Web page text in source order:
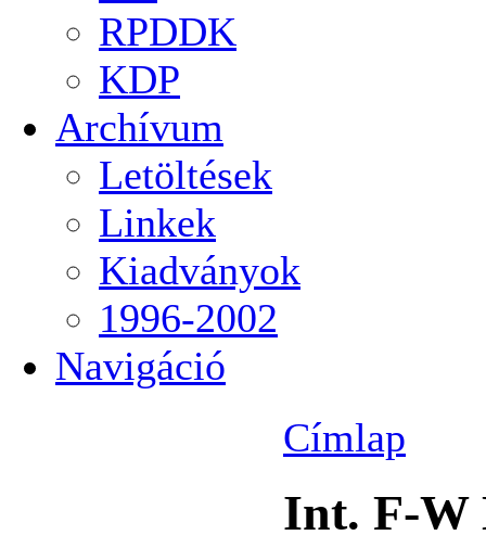
RPDDK
KDP
Archívum
Letöltések
Linkek
Kiadványok
1996-2002
Navigáció
Címlap
Int. F-W